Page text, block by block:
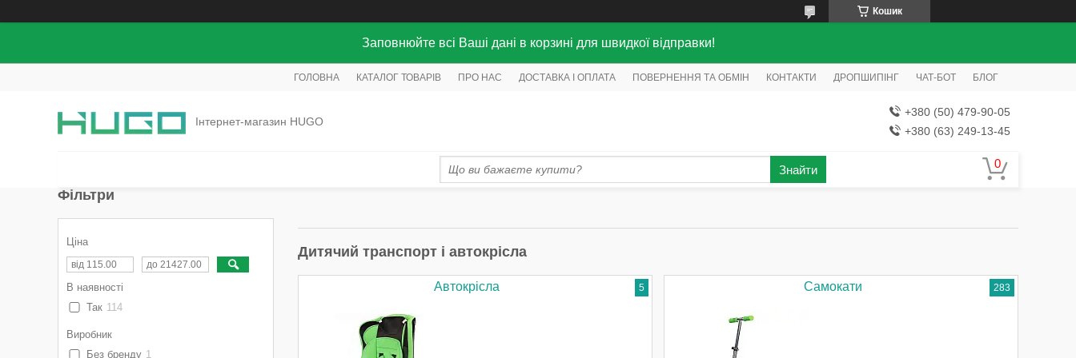
Кошик
Заповнюйте всі Ваші дані в корзині для швидкої відправки!
ГОЛОВНА КАТАЛОГ ТОВАРІВ ПРО НАС ДОСТАВКА І ОПЛАТА ПОВЕРНЕННЯ ТА ОБМІН КОНТАКТИ ДРОПШИПІНГ ЧАТ-БОТ БЛОГ
Інтернет-магазин HUGO
+380 (50) 479-90-05
+380 (63) 249-13-45
Знайти
Дитячий транспорт і автокрісла
Автокрісла 5 Самокати 283
Фільтри
Ціна
В наявності
Так 114
Виробник
Без бренду 1